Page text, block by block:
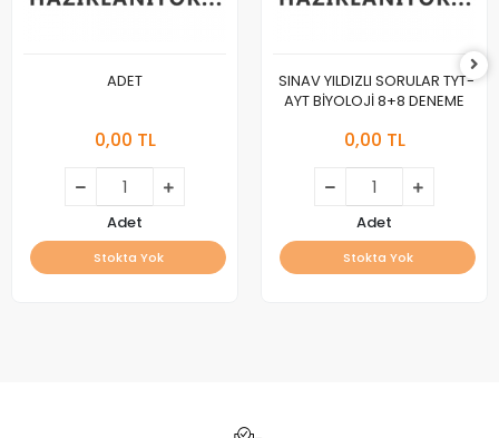
ADET
0,00 TL
Adet
Stokta Yok
SINAV YILDIZLI SORULAR TYT-
AYT BİYOLOJİ 8+8 DENEME
0,00 TL
Adet
Stokta Yok